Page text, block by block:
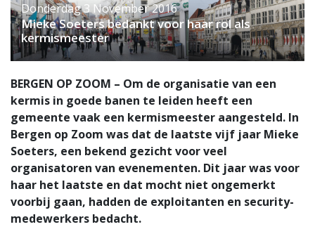
Donderdag 3 November 2016
Mieke Soeters bedankt voor haar rol als
kermismeester
BERGEN OP ZOOM – Om de organisatie van een
kermis in goede banen te leiden heeft een
gemeente vaak een kermismeester aangesteld. In
Bergen op Zoom was dat de laatste vijf jaar Mieke
Soeters, een bekend gezicht voor veel
organisatoren van evenementen. Dit jaar was voor
haar het laatste en dat mocht niet ongemerkt
voorbij gaan, hadden de exploitanten en security-
medewerkers bedacht.